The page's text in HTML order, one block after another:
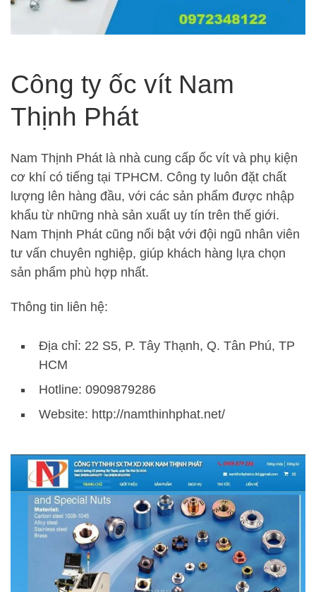
Công ty ốc vít Nam
Thịnh Phát
Nam Thịnh Phát là nhà cung cấp ốc vít và phụ kiện
cơ khí có tiếng tại TPHCM. Công ty luôn đặt chất
lượng lên hàng đầu, với các sản phẩm được nhập
khẩu từ những nhà sản xuất uy tín trên thế giới.
Nam Thịnh Phát cũng nổi bật với đội ngũ nhân viên
tư vấn chuyên nghiệp, giúp khách hàng lựa chọn
sản phẩm phù hợp nhất.
Thông tin liên hệ:
Địa chỉ: 22 S5, P. Tây Thạnh, Q. Tân Phú, TP
HCM
Hotline: 0909879286
Website: http://namthinhphat.net/